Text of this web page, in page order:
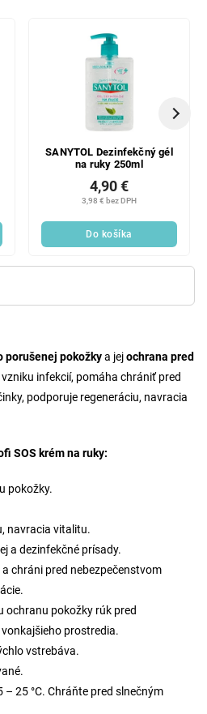
SANYTOL Dezinfekčný gél
na ruky 250ml
3,98 € bez DPH
4,90 €
Do košíka
porušenej pokožkya jejochrana pred
infekcií, pomáha chrániť pred
podporuje regeneráciu, navracia
SOS krém na ruky:
pokožky.
navracia vitalitu.
a dezinfekčné prísady.
chráni pred nebezpečenstvom
ochranu pokožky rúk pred
prostredia.
vstrebáva.
25 °C. Chráňte pred slnečným